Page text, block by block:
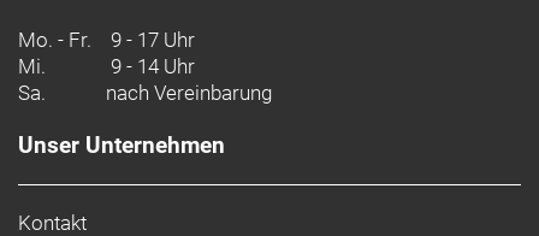
Mo. - Fr. 9 - 17 Uhr
Mi.
9 - 14 Uhr
Sa.
nach Vereinbarung
Unser Unternehmen
Kontakt